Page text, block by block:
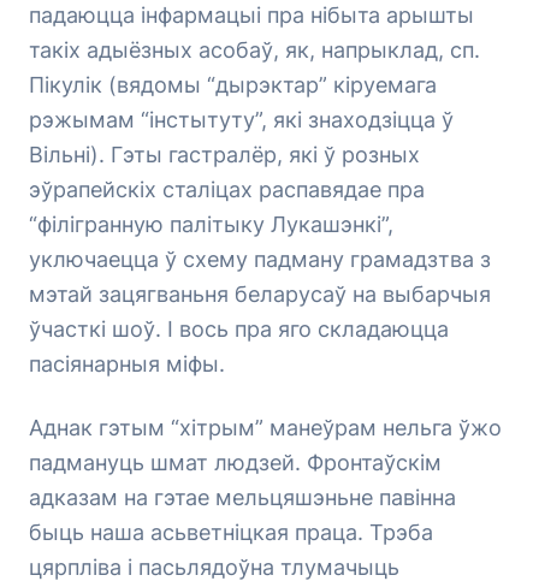
падаюцца інфармацыі пра нібыта арышты
такіх адыёзных асобаў, як, напрыклад, сп.
Пікулік (вядомы “дырэктар” кіруемага
рэжымам “інстытуту”, які знаходзіцца ў
Вільні). Гэты гастралёр, які ў розных
эўрапейскіх сталіцах распавядае пра
“філігранную палітыку Лукашэнкі”,
уключаецца ў схему падману грамадзтва з
мэтай зацягваньня беларусаў на выбарчыя
ўчасткі шоў. І вось пра яго складаюцца
пасіянарныя міфы.
Аднак гэтым “хітрым” манеўрам нельга ўжо
падмануць шмат людзей. Фронтаўскім
адказам на гэтае мельцяшэньне павінна
быць наша асьветніцкая праца. Трэба
цярпліва і пасьлядоўна тлумачыць